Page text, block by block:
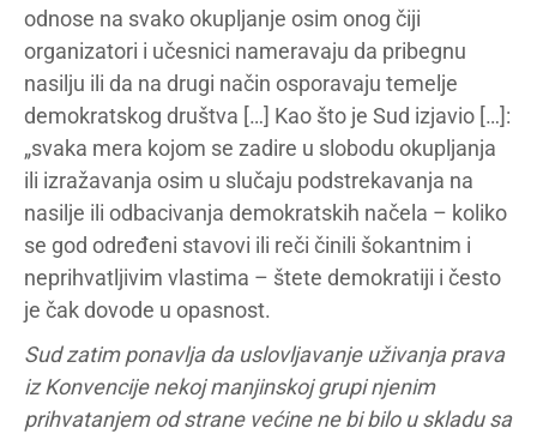
odnose na svako okupljanje osim onog čiji
organizatori i učesnici nameravaju da pribegnu
nasilju ili da na drugi način osporavaju temelje
demokratskog društva […] Kao što je Sud izjavio […]:
„svaka mera kojom se zadire u slobodu okupljanja
ili izražavanja osim u slučaju podstrekavanja na
nasilje ili odbacivanja demokratskih načela – koliko
se god određeni stavovi ili reči činili šokantnim i
neprihvatljivim vlastima – štete demokratiji i često
je čak dovode u opasnost.
Sud zatim ponavlja da uslovljavanje uživanja prava
iz Konvencije nekoj manjinskoj grupi njenim
prihvatanjem od strane većine ne bi bilo u skladu sa